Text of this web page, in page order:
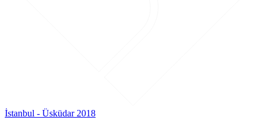
İstanbul - Üsküdar 2018